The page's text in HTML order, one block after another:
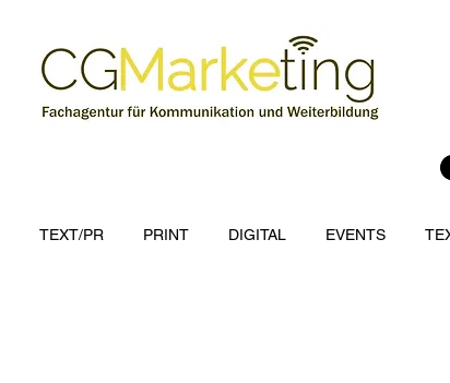
TEXT/PR PRINT DIGITAL EVENTS